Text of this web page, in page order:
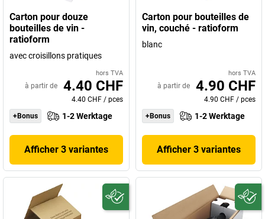
Carton pour douze
bouteilles de vin -
ratioform
avec croisillons pratiques
hors TVA
à partir de 4.40 CHF
4.40 CHF / pces
+Bonus
1-2 Werktage
Afficher 3 variantes
Carton pour bouteilles de
vin, couché - ratioform
blanc
hors TVA
à partir de 4.90 CHF
4.90 CHF / pces
+Bonus
1-2 Werktage
Afficher 3 variantes